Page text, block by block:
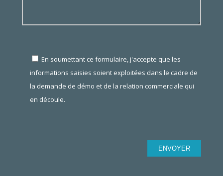
En soumettant ce formulaire, j'accepte que les
informations saisies soient exploitées dans le cadre de
la demande de démo et de la relation commerciale qui
en découle.